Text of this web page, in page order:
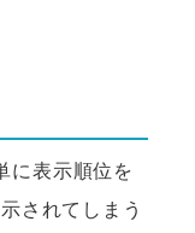
に表示順位を
されてしまう